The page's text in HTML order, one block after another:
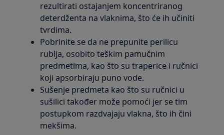
rezultirati ostajanjem koncentriranog
deterdženta na vlaknima, što će ih učiniti
tvrdima.
Pobrinite se da ne prepunite perilicu
rublja, osobito teškim pamučnim
predmetima, kao što su traperice i ručnici
koji apsorbiraju puno vode.
Sušenje predmeta kao što su ručnici u
sušilici također može pomoći jer se tim
postupkom razdvajaju vlakna, što ih čini
mekšima.